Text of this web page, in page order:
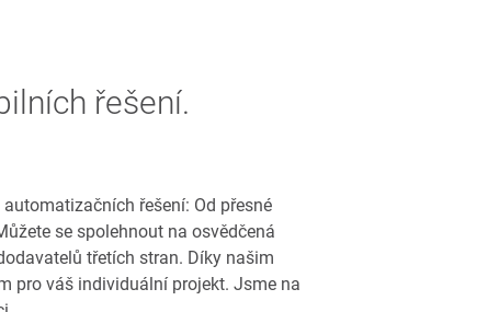
řešení.
řešení: Od přesné
se spolehnout na osvědčená
třetích stran. Díky našim
pro váš individuální projekt. Jsme na